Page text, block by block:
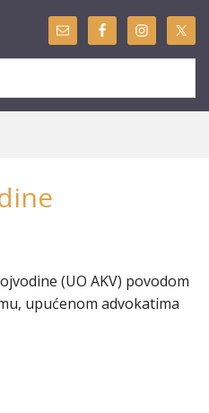
(UO AKV) povodom
upućenom advokatima